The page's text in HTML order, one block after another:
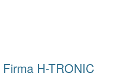
H-TRONIC